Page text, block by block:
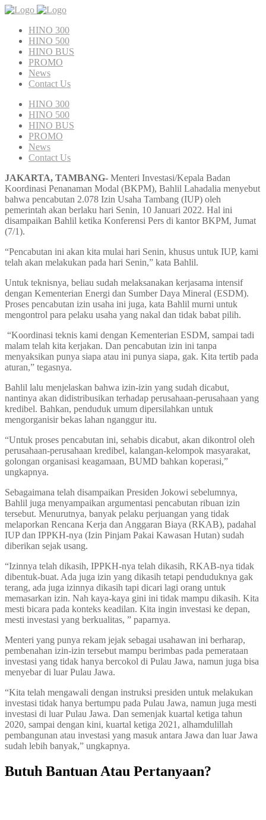
HINO 300
HINO 500
HINO BUS
PROMO
News
Contact Us
HINO 300
HINO 500
HINO BUS
PROMO
News
Contact Us
JAKARTA, TAMBANG- Menteri Investasi/Kepala Badan
Koordinasi Penanaman Modal (BKPM), Bahlil Lahadalia menyebut
bahwa pencabutan 2.078 Izin Usaha Tambang (IUP) oleh
pemerintah akan berlaku hari Senin, 10 Januari 2022. Hal ini
disampaikan Bahlil ketika Konferensi Pers di kantor BKPM, Jumat
(7/1).
“Pencabutan ini akan kita mulai hari Senin, khusus untuk IUP, kami
telah akan melakukan pada hari Senin,” kata Bahlil.
Untuk teknisnya, beliau sudah melaksanakan kerjasama intensif
dengan Kementerian Energi dan Sumber Daya Mineral (ESDM).
Proses pencabutan izin usaha ini juga, kata Bahlil murni untuk
mengontrol para pelaku usaha yang nakal dan tidak babat pilih.
“Koordinasi teknis kami dengan Kementerian ESDM, sampai tadi
malam telah kita kerjakan. Dan pencabutan izin ini tanpa
menyaksikan punya siapa atau ini punya siapa, gak. Kita tertib pada
aturan,” tegasnya.
Bahlil lalu menjelaskan bahwa izin-izin yang sudah dicabut,
nantinya akan didistribusikan terhadap perusahaan-perusahaan yang
kredibel. Bahkan, penduduk umum dipersilahkan untuk
mengorganisir bekas lahan nganggur itu.
“Untuk proses pencabutan ini, sehabis dicabut, akan dikontrol oleh
perusahaan-perusahaan kredibel, kalangan-kelompok masyarakat,
golongan organisasi keagamaan, BUMD bahkan koperasi,”
ungkapnya.
Sebagaimana telah disampaikan Presiden Jokowi sebelumnya,
Bahlil juga menyampaikan argumentasi pencabutan ribuan izin
tersebut. Menurutnya, banyak pelaku perjuangan yang tidak
melaporkan Rencana Kerja dan Anggaran Biaya (RKAB), padahal
IUP dan IPPKH-nya (Izin Pinjam Pakai Kawasan Hutan) sudah
diberikan sejak usang.
“Izinnya telah dikasih, IPPKH-nya telah dikasih, RKAB-nya tidak
dibentuk-buat. Ada juga izin yang dikasih tetapi penduduknya gak
terang, ada juga izinnya dikasih tapi dicari lagi orang untuk
memasarkan izin. Nah kaya-kaya gini ini tidak mampu dikasih. Kita
mesti bicara pada konteks keadilan. Kita ingin investasi ke depan,
mesti investasi yang berkualitas, ” paparnya.
Menteri yang punya rekam jejak sebagai usahawan ini berharap,
pembenahan izin-izin tersebut mampu berimbas pada pemerataan
investasi yang tidak hanya bercokol di Pulau Jawa, namun juga bisa
menyebar di luar Pulau Jawa.
“Kita telah mengawali dengan instruksi presiden untuk melakukan
investasi tidak hanya bertumpu pada Pulau Jawa, namun juga mesti
investasi di luar Pulau Jawa. Dan semenjak kuartal ketiga tahun
2020, sampai dengan kini, kuartal ketiga 2021, alhamdulillah
pembangunan atau investasi yang masuk antara Jawa dan luar Jawa
sudah lebih banyak,” ungkapnya.
Butuh Bantuan Atau Pertanyaan?